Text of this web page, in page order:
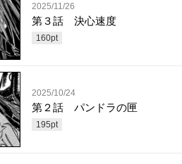
2025/11/26
第３話 決心速度
160pt
2025/10/24
第２話 パンドラの匣
195pt